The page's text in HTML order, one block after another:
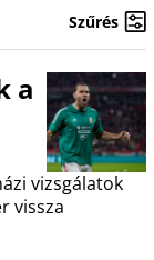
Szűrés
a
vizsgálatok
vissza